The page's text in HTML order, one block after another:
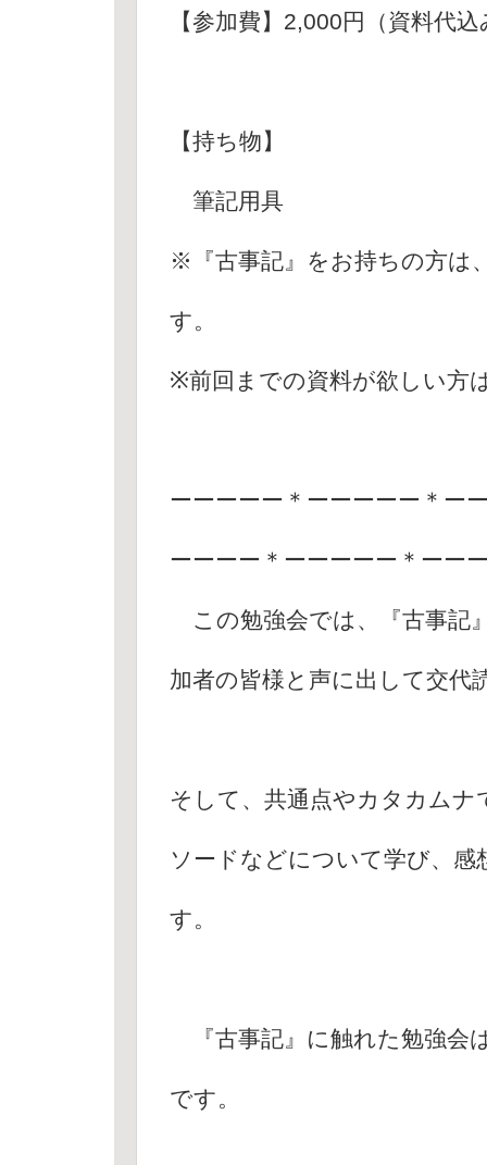
【参加費】2,000円（資料代
【持ち物】
筆記用具
※『古事記』をお持ちの方は
す。
※前回までの資料が欲しい方
ーーーーー＊ーーーーー＊ー
ーーーー＊ーーーーー＊ーー
この勉強会では、『古事記
加者の皆様と声に出して交代
そして、共通点やカタカム
ソードなどについて学び、
す。
『古事記』に触れた勉強会
です。